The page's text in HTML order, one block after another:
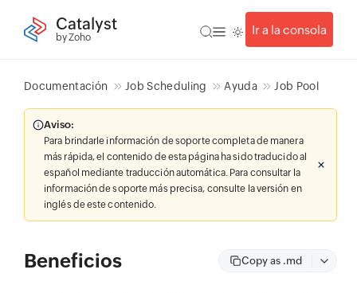
Catalyst
by Zoho
Ir a la consola
Documentación Job Scheduling Ayuda Job Pool
Aviso:
Para brindarle información de soporte completa de manera
más rápida, el contenido de esta página ha sido traducido al
español mediante traducción automática. Para consultar la
información de soporte más precisa, consulte la versión en
inglés de este contenido.
Beneficios Copy as .md